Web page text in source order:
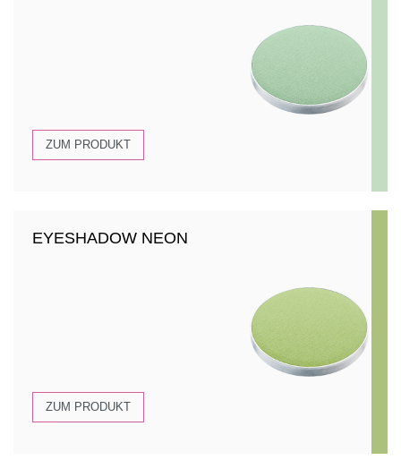
ZUM PRODUKT
EYESHADOW NEON
ZUM PRODUKT